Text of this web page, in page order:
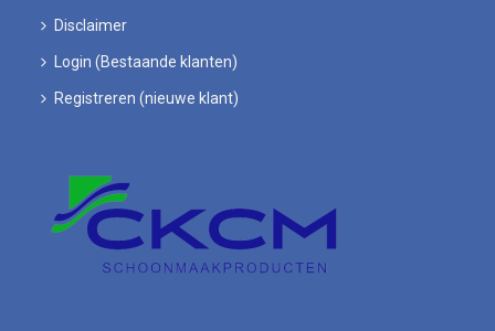
Disclaimer
Login (Bestaande klanten)
Registreren (nieuwe klant)